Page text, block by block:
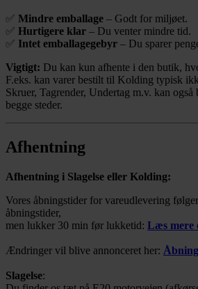
✅ Mindre emballage – Godt for miljøet.
✅ Hurtigere klar – Du venter mindre tid.
✅ Intet emballagegebyr – Du sparer
Vigtigt: Du kan kun afhente i den butik,
F.eks. kan varer bestilt til Kolding typisk
Skruer, Tagrender, Undertag m.v. kan
begge steder.
Afhentning
Afhentning i Slagelse eller Kolding:
Vores åbningstider for vareudlevering
åbningstider,
men lukker 30 min før lukketid: Læs mere
Ændringer vil blive annonceret her:
Slagelse: